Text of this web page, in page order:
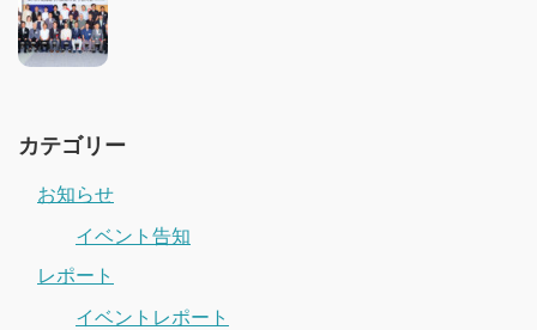
カテゴリー
お知らせ
イベント告知
レポート
イベントレポート